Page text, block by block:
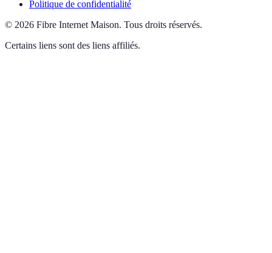
Politique de confidentialité
© 2026 Fibre Internet Maison. Tous droits réservés.
Certains liens sont des liens affiliés.